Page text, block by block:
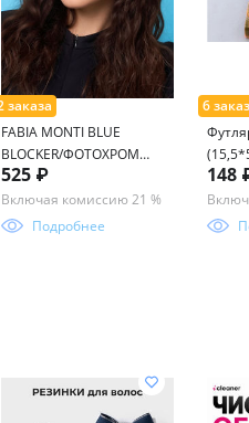
FABIA MONTI BLUE
BLOCKER/ФОТОХРОМ
FM517 57-18-145
525 ₽
Включая комиссию 21 %
Подробнее
148